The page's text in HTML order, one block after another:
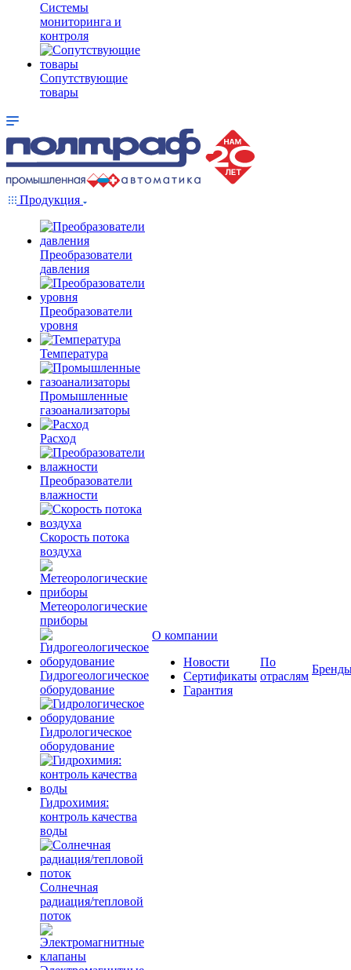
Системы
мониторинга и
контроля
Сопутствующие
товары
Продукция
Преобразователи
давления
Преобразователи
уровня
Температура
Промышленные
газоанализаторы
Расход
Преобразователи
влажности
Скорость потока
воздуха
Метеорологические
приборы
Гидрогеологическое
оборудование
Гидрологическое
оборудование
Гидрохимия:
контроль качества
воды
Солнечная
радиация/тепловой
поток
О компании
Новости
Сертификаты
Гарантия
По
отраслям